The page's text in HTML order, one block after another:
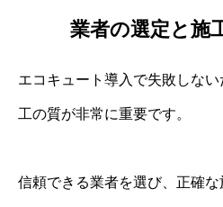
業者の選定と施
エコキュート導入で失敗しな
工の質が非常に重要です。
信頼できる業者を選び、正確